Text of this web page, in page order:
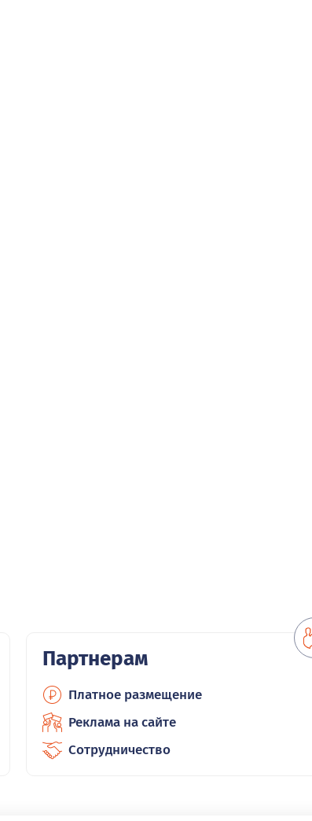
Партнерам
Платное размещение
Реклама на сайте
Сотрудничество